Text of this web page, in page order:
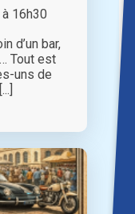
16h30
d’un bar,
Tout est
uns de